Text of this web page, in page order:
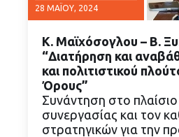
28 ΜΑΪ́ΟΥ, 2024
ΔΙΑΒΑΣΤΕ
Κ. Μαϊχόσογλου – Β.
“Διατήρηση και
και πολιτιστικού
Όρους”
Συνάντηση στο
συνεργασίας και τον
στρατηγικών για την